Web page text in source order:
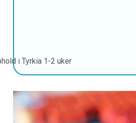
i Tyrkia 1-2 uker